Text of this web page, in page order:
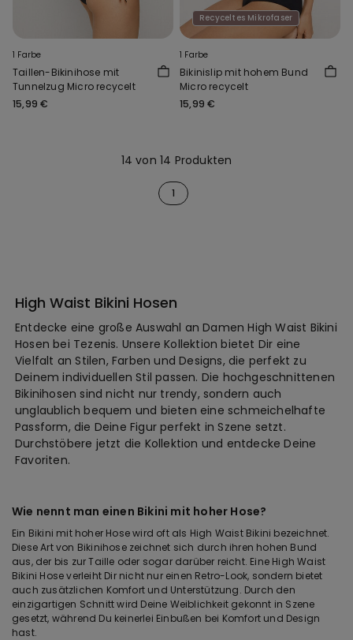
1 Farbe
Taillen-Bikinihose mit
Tunnelzug Micro recycelt
15,99 €
Recyceltes Mikrofaser
1 Farbe
Bikinislip mit hohem Bund
Micro recycelt
15,99 €
14 von 14 Produkten
1
High Waist Bikini Hosen
Entdecke eine große Auswahl an Damen High Waist Bikini
Hosen bei Tezenis. Unsere Kollektion bietet Dir eine
Vielfalt an Stilen, Farben und Designs, die perfekt zu
Deinem individuellen Stil passen. Die hochgeschnittenen
Bikinihosen sind nicht nur trendy, sondern auch
unglaublich bequem und bieten eine schmeichelhafte
Passform, die Deine Figur perfekt in Szene setzt.
Durchstöbere jetzt die Kollektion und entdecke Deine
Favoriten.
Wie nennt man einen Bikini mit hoher Hose?
Ein Bikini mit hoher Hose wird oft als High Waist Bikini bezeichnet.
Diese Art von Bikinihose zeichnet sich durch ihren hohen Bund
aus, der bis zur Taille oder sogar darüber reicht. Eine High Waist
Bikini Hose verleiht Dir nicht nur einen Retro-Look, sondern bietet
auch zusätzlichen Komfort und Unterstützung. Durch den
einzigartigen Schnitt wird Deine Weiblichkeit gekonnt in Szene
gesetzt, während Du keinerlei Einbußen bei Komfort und Design
hast.